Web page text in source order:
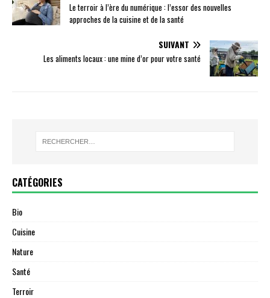
Le terroir à l’ère du numérique : l’essor des nouvelles
approches de la cuisine et de la santé
SUIVANT
Les aliments locaux : une mine d’or pour votre santé
CATÉGORIES
Bio
Cuisine
Nature
Santé
Terroir